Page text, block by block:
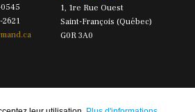
1, 1re Rue Ouest
Saint-François (Québec)
G0R 3A0